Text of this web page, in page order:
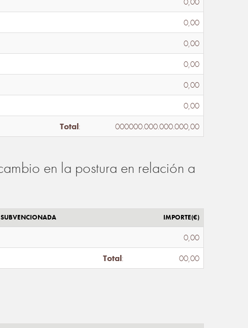
0,00
0,00
0,00
0,00
0,00
Total: 000000.000.000.000,00
en la postura en relación a
IMPORTE(€)
0,00
Total: 00,00